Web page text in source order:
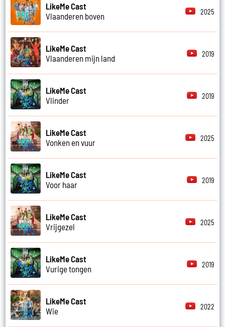
LikeMe Cast
Vlaanderen boven
2025
LikeMe Cast
Vlaanderen mijn land
2019
LikeMe Cast
Vlinder
2019
LikeMe Cast
Vonken en vuur
2025
LikeMe Cast
Voor haar
2019
LikeMe Cast
Vrijgezel
2025
LikeMe Cast
Vurige tongen
2019
LikeMe Cast
Wie
2022